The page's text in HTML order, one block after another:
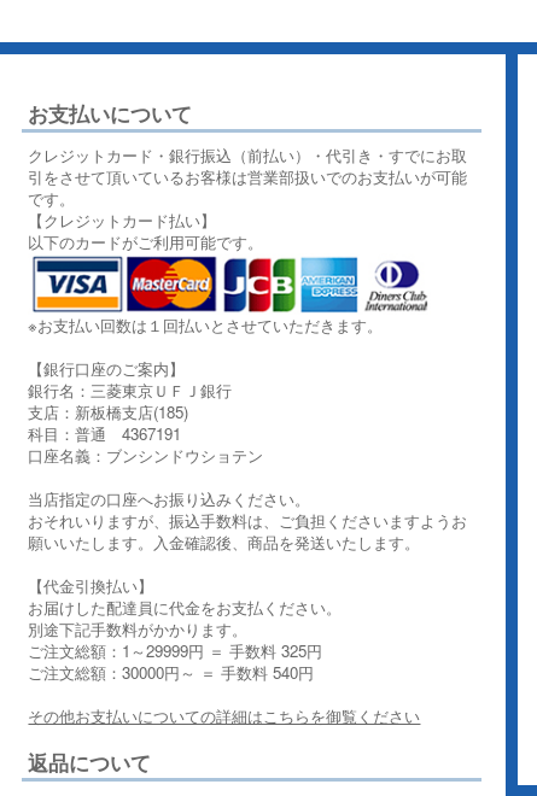
お支払いについて
クレジットカード・銀行振込（前払い）・代引き・すでにお取
引をさせて頂いているお客様は営業部扱いでのお支払いが可能
です。
【クレジットカード払い】
以下のカードがご利用可能です。
※お支払い回数は１回払いとさせていただきます。
【銀行口座のご案内】
銀行名：三菱東京ＵＦＪ銀行
支店：新板橋支店(185)
科目：普通 4367191
口座名義：ブンシンドウショテン
当店指定の口座へお振り込みください。
おそれいりますが、振込手数料は、ご負担くださいますようお
願いいたします。入金確認後、商品を発送いたします。
【代金引換払い】
お届けした配達員に代金をお支払ください。
別途下記手数料がかかります。
ご注文総額：1～29999円 ＝ 手数料 325円
ご注文総額：30000円～ ＝ 手数料 540円
その他お支払いについての詳細はこちらを御覧ください
返品について